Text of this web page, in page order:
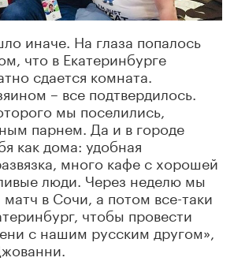
иначе. На глаза попалось
что в Екатеринбурге
сдается комната.
– все подтвердилось.
мы поселились,
парнем. Да и в городе
как дома: удобная
много кафе с хорошей
люди. Через неделю мы
в Сочи, а потом все-таки
чтобы провести
с нашим русским другом»,